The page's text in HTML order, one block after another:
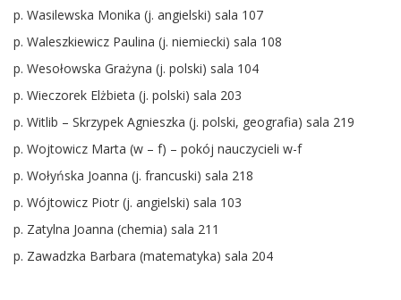
p. Wasilewska Monika (j. angielski) sala 107
p. Waleszkiewicz Paulina (j. niemiecki) sala 108
p. Wesołowska Grażyna (j. polski) sala 104
p. Wieczorek Elżbieta (j. polski) sala 203
p. Witlib – Skrzypek Agnieszka (j. polski, geografia) sala 219
p. Wojtowicz Marta (w – f) – pokój nauczycieli w-f
p. Wołyńska Joanna (j. francuski) sala 218
p. Wójtowicz Piotr (j. angielski) sala 103
p. Zatylna Joanna (chemia) sala 211
p. Zawadzka Barbara (matematyka) sala 204